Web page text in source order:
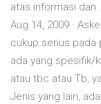
atas informasi dan
Aug 14, 2009 ·
cukup serius pada
ada yang spesifik/
atau tbc atau Tb,
Jenis yang lain,